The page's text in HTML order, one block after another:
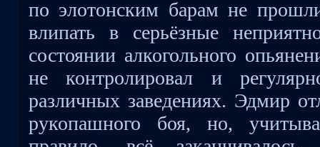
по элотонским барам не
влипать в серьёзные
состоянии алкогольного
не контролировал и
различных заведениях. Эдмир
рукопашного боя, но,